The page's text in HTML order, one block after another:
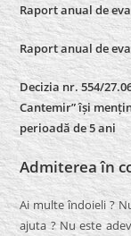
Raport anual de
Raport anual de
Decizia nr. 554/
Cantemir” își
perioadă de 5 ani
Admiterea în
Ai multe îndoieli ?
ajuta ? Nu este